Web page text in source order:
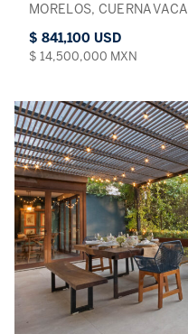
MORELOS, CUERNAVACA
$ 841,100 USD
$ 14,500,000 MXN